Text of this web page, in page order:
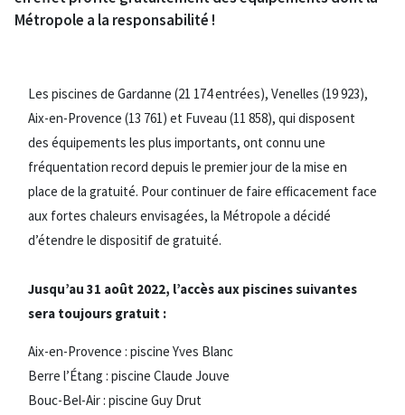
Métropole a la responsabilité !
Les piscines de Gardanne (21 174 entrées), Venelles (19 923),
Aix-en-Provence (13 761) et Fuveau (11 858), qui disposent
des équipements les plus importants, ont connu une
fréquentation record depuis le premier jour de la mise en
place de la gratuité. Pour continuer de faire efficacement face
aux fortes chaleurs envisagées, la Métropole a décidé
d’étendre le dispositif de gratuité.
Jusqu’au 31 août 2022, l’accès aux piscines suivantes
sera toujours gratuit :
Aix-en-Provence : piscine Yves Blanc
Berre l’Étang : piscine Claude Jouve
Bouc-Bel-Air : piscine Guy Drut